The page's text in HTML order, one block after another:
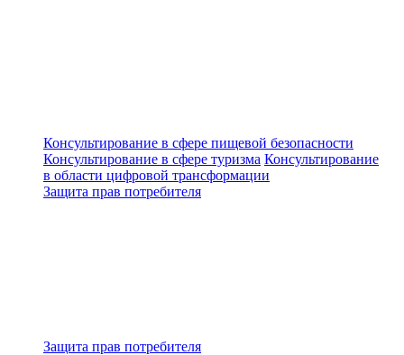
Консультирование в сфере пищевой безопасности
Консультирование в сфере туризма Консультирование
в области цифровой трансформации
Защита прав потребителя
Защита прав потребителя